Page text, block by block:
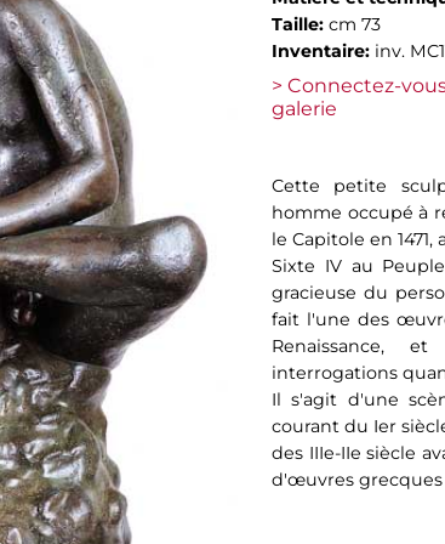
Taille: cm 73
Inventaire: inv.
> Connectez-
galerie
Cette petite
homme occupé à
le Capitole en
Sixte IV au
gracieuse du
fait l'une des
Renaissance,
interrogations
Il s'agit d'une
courant du Ier
des IIIe-IIe siècle
d'œuvres grecques